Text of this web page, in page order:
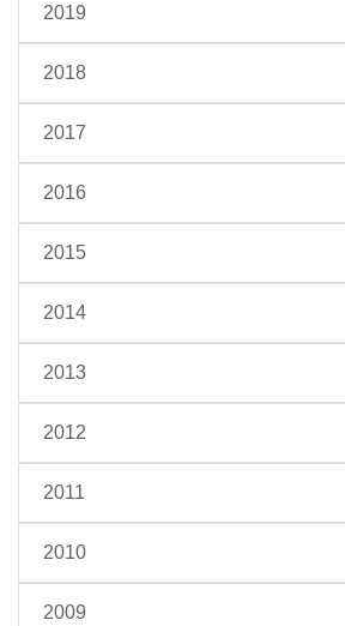
2019
2018
2017
2016
2015
2014
2013
2012
2011
2010
2009